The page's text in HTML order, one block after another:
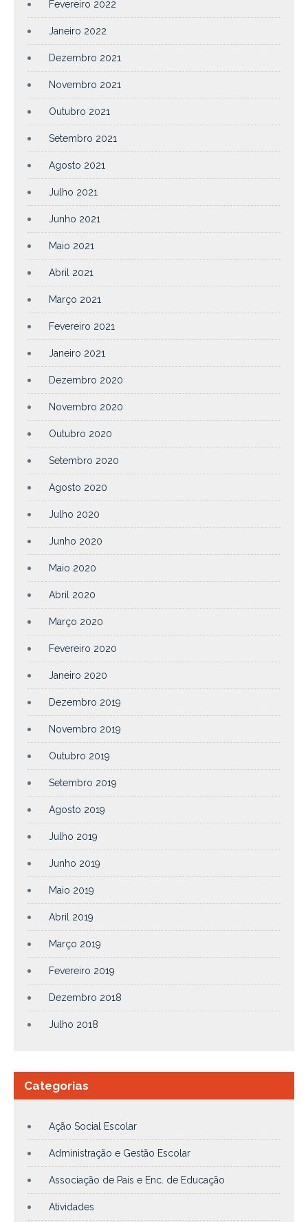
Fevereiro 2022
Janeiro 2022
Dezembro 2021
Novembro 2021
Outubro 2021
Setembro 2021
Agosto 2021
Julho 2021
Junho 2021
Maio 2021
Abril 2021
Março 2021
Fevereiro 2021
Janeiro 2021
Dezembro 2020
Novembro 2020
Outubro 2020
Setembro 2020
Agosto 2020
Julho 2020
Junho 2020
Maio 2020
Abril 2020
Março 2020
Fevereiro 2020
Janeiro 2020
Dezembro 2019
Novembro 2019
Outubro 2019
Setembro 2019
Agosto 2019
Julho 2019
Junho 2019
Maio 2019
Abril 2019
Março 2019
Fevereiro 2019
Dezembro 2018
Julho 2018
Categorias
Ação Social Escolar
Administração e Gestão Escolar
Associação de Pais e Enc. de Educação
Atividades